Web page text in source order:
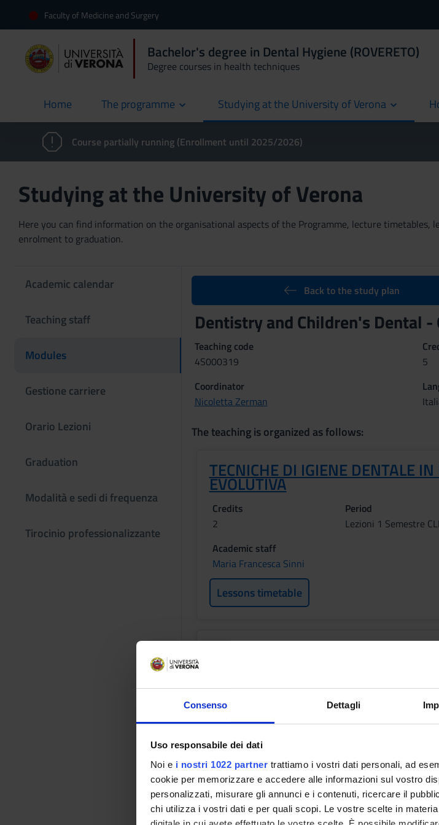
Consenso Dettagli
Uso responsabile dei dati
Noi e i nostri 1022 partner trattiamo i vostri dati personali, ad
cookie per memorizzare e accedere alle informazioni sul vostro
personalizzati, misurare gli annunci e i contenuti, ricercare il
chi utilizza i vostri dati e per quali scopi. Le vostre scelte in
Faculty of Medicine and Surgery
Bachelor's degree in Dental Hygiene (ROVERETO)
Degree courses in health techniques
Home
current The programme Studying at the University of Verona
Course partially running (Enrollment until 2025/2026)
Studying at the University of Verona
Here you can find information on the organisational aspects of the Programme, lecture
enrolment to graduation.
Academic calendar
Teaching staff
Modules
Gestione carriere
Orario Lezioni
Graduation
Modalità e sedi di frequenza
Tirocinio professionalizzante
Back to the study plan
Dentistry and Children's Dental
Teaching code
4S000319
5
Coordinator
Nicoletta Zerman
The teaching is organized as follows:
TECNICHE DI IGIENE DENTALE IN
EVOLUTIVA
Credits
2
Period
Lezioni 1 Semestre
Academic staff
Maria Francesca Sinni
Lessons timetable
1
Lezioni 1 Semestre
Vittoria Cauvin
Lessons timetable
Learning outcomes